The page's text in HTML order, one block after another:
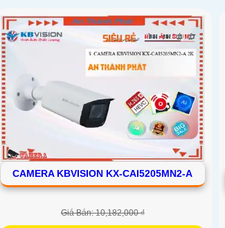
CAMERA KBVISION KX-CAI5205MN2-A
Giá Bán: 10,182,000 ₫